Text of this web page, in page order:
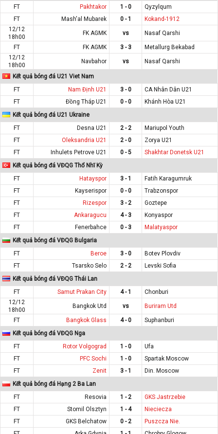
FT
Pakhtakor 1 - 0
Qyzylqum
FT
Mash'al Mubarek 0 - 1
Kokand-1912
12/12
18h00
FK AGMK vs Nasaf Qarshi
FT FK AGMK 3 - 3
Metallurg Bekabad
12/12
18h00
Navbahor vs Nasaf Qarshi
Kết quả bóng đá U21 Viet Nam
FT
Nam Định U21 3 - 0
CA Nhân Dân U21
FT
Đồng Tháp U21 0 - 0
Khánh Hòa U21
Kết quả bóng đá U21 Ukraine
FT
Desna U21 2 - 2
Mariupol Youth
FT
Oleksandria U21 2 - 0
Zorya U21
FT
Inhulets Petrove U21 0 - 5
Shakhtar Donetsk U21
Kết quả bóng đá VĐQG Thổ Nhĩ Kỳ
FT
Hatayspor 3 - 1
Fatih Karagumruk
FT
Kayserispor 0 - 0
Trabzonspor
FT
Rizespor 3 - 2
Goztepe
FT
Ankaragucu 4 - 3
Konyaspor
FT
Fenerbahce 0 - 3
Malatyaspor
Kết quả bóng đá VĐQG Bulgaria
FT
Beroe 3 - 0
Botev Plovdiv
FT
Tsarsko Selo 2 - 2
Levski Sofia
Kết quả bóng đá VĐQG Thái Lan
FT
Samut Prakan City 4 - 1
Chonburi
12/12
18h00
Bangkok Utd vs Buriram Utd
FT Bangkok Glass 4 - 0
Suphanburi
Kết quả bóng đá VĐQG Nga
FT
Rotor Volgograd 1 - 0
Ufa
FT
PFC Sochi 1 - 0
Spartak Moscow
FT
Zenit 3 - 1
Din. Moscow
Kết quả bóng đá Hạng 2 Ba Lan
FT
Resovia 1 - 2
GKS Jastrzebie
FT
Stomil Olsztyn 1 - 4
Nieciecza
FT
GKS Belchatow 0 - 2
Puszcza Nie.